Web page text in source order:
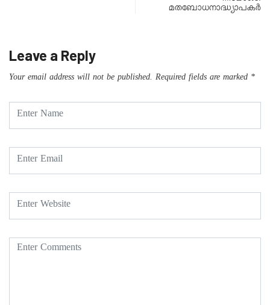
മതബോധനാദ്ധ്യാപകർ
Leave a Reply
Your email address will not be published. Required fields are marked *